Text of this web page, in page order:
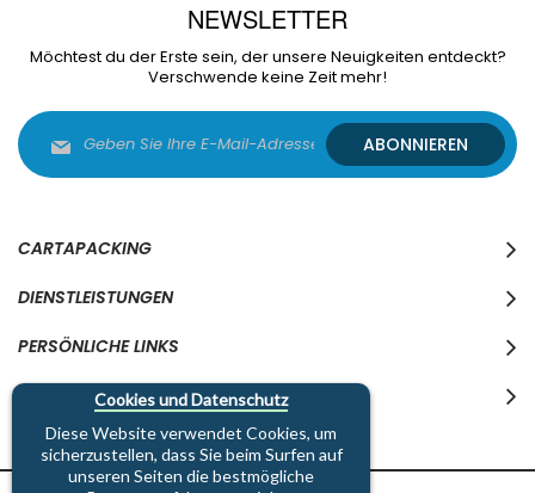
Cookies und Datenschutz
Diese Website verwendet Cookies, um
sicherzustellen, dass Sie beim Surfen auf
unseren Seiten die bestmögliche
NEWSLETTER
Möchtest du der Erste sein, der unsere Neuigkeiten entdeckt?
Verschwende keine Zeit mehr!
Sie
sich
ABONNIEREN
CARTAPACKING
DIENSTLEISTUNGEN
PERSÖNLICHE LINKS
WO WIR SIND